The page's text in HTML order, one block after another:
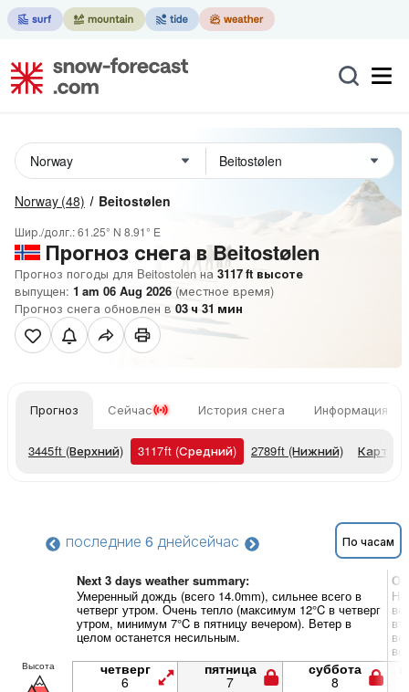
Norway (48) Beitostølen
Шир./долг.:61.25° N 8.91° E
Прогноз снега в Beitostølen
Прогноз погоды для Beitostolen на 3117ft высоте
выпущен: 1 am 06 Aug 2026 (местное время)
Прогноз снега обновлен в 03 ч 31 мин
Прогноз Сейчас История снега Информация о
3445ft (Верхний) 3117ft (Средний) 2789ft (Нижний) Карты
последние 6 днейсейчас По часам
Next 3 days weather summary:
Умеренный дождь (всего 14.0mm), сильнее всего в
четверг утром. Очень тепло (максимум 12°C в четверг
утром, минимум 7°C в пятницу вечером). Ветер в
целом останется несильным.
Высота четверг
6
пятница
7
суббота
8